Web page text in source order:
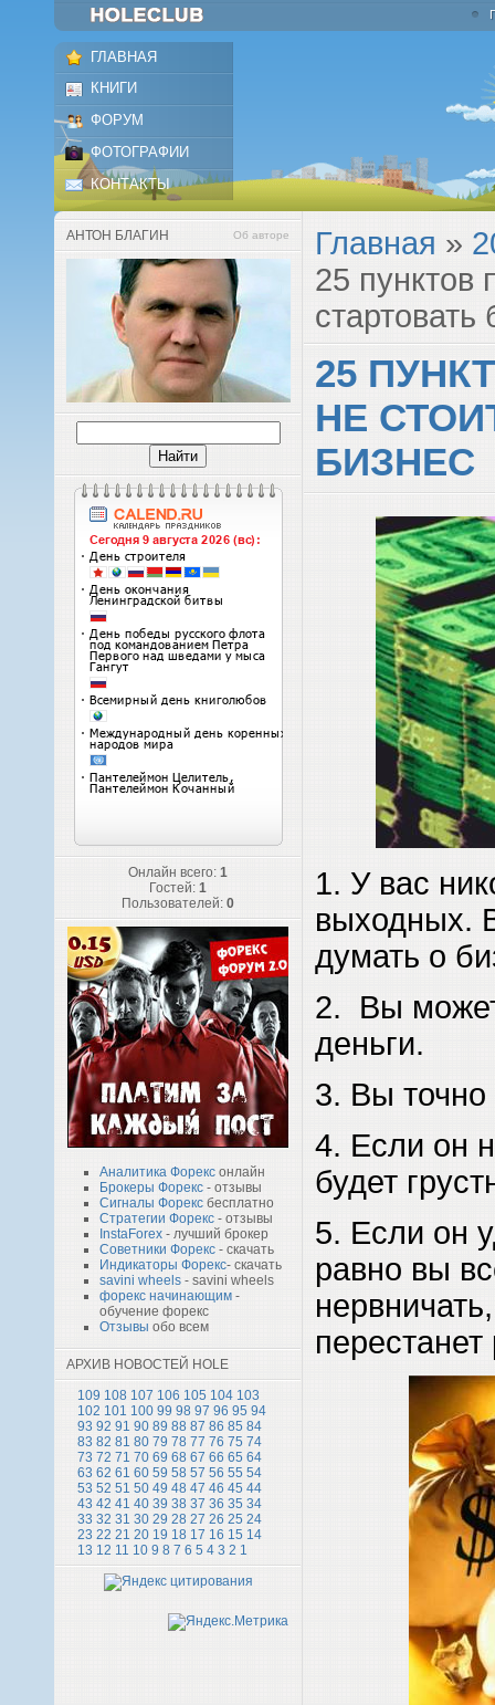
ГЛАВНАЯ
КНИГИ
ФОРУМ
ФОТОГРАФИИ
КОНТАКТЫ
АНТОН БЛАГИН Об авторе
Онлайн всего: 1
Гостей: 1
Пользователей: 0
Аналитика Форекс онлайн
Брокеры Форекс - отзывы
Сигналы Форекс бесплатно
Стратегии Форекс - отзывы
InstaForex - лучший брокер
Советники Форекс - скачать
Индикаторы Форекс- скачать
savini wheels - savini wheels
форекс начинающим -
обучение форекс
Отзывы обо всем
АРХИВ НОВОСТЕЙ HOLE
109 108 107 106 105 104 103
102 101 100 99 98 97 96 95 94
93 92 91 90 89 88 87 86 85 84
83 82 81 80 79 78 77 76 75 74
73 72 71 70 69 68 67 66 65 64
63 62 61 60 59 58 57 56 55 54
53 52 51 50 49 48 47 46 45 44
43 42 41 40 39 38 37 36 35 34
33 32 31 30 29 28 27 26 25 24
23 22 21 20 19 18 17 16 15 14
13 12 11 10 9 8 7 6 5 4 3 2 1
Главная »
25 пунктов
стартовать
25
НЕ
БИЗНЕС
1. У вас
выходных.
думать о
2. Вы
деньги.
3. Вы точно
4. Если он
будет
5. Если он
равно вы
перестанет